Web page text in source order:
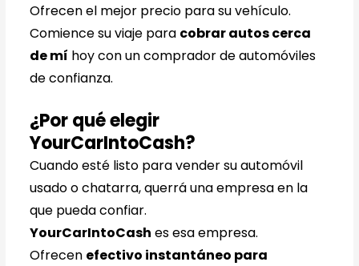
Ofrecen el mejor precio para su vehículo.
Comience su viaje para cobrar autos cerca
de mí hoy con un comprador de automóviles
de confianza.
¿Por qué elegir
YourCarIntoCash?
Cuando esté listo para vender su automóvil
usado o chatarra, querrá una empresa en la
que pueda confiar.
YourCarIntoCash es esa empresa.
Ofrecen efectivo instantáneo para